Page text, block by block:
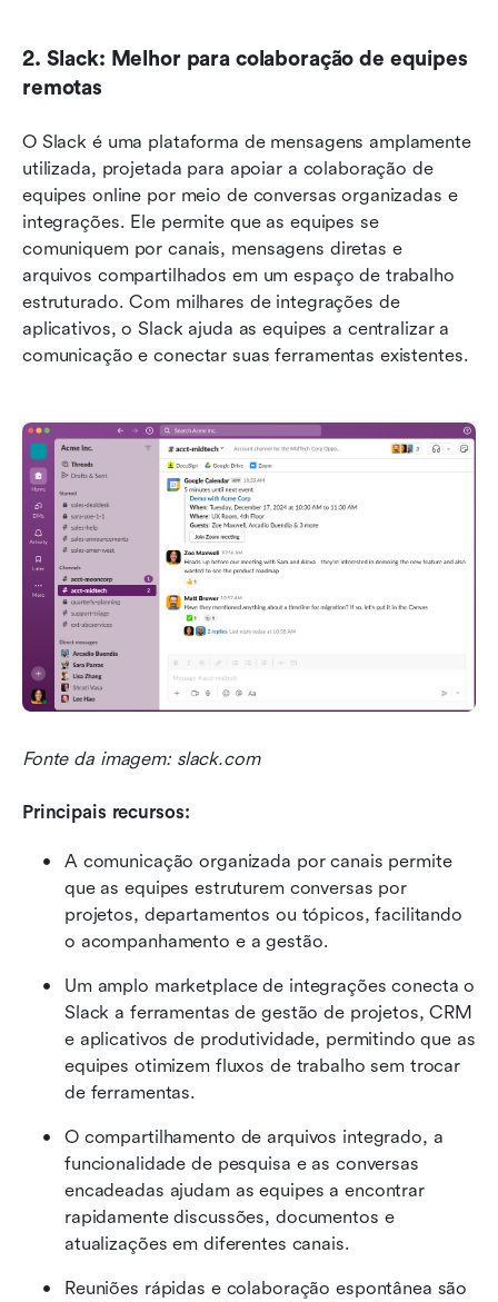
2. Slack: Melhor para colaboração de equipes
remotas
O Slack é uma plataforma de mensagens amplamente
utilizada, projetada para apoiar a colaboração de
equipes online por meio de conversas organizadas e
integrações. Ele permite que as equipes se
comuniquem por canais, mensagens diretas e
arquivos compartilhados em um espaço de trabalho
estruturado. Com milhares de integrações de
aplicativos, o Slack ajuda as equipes a centralizar a
comunicação e conectar suas ferramentas existentes.
Fonte da imagem: slack.com
Principais recursos:
A comunicação organizada por canais permite
que as equipes estruturem conversas por
projetos, departamentos ou tópicos, facilitando
o acompanhamento e a gestão.
Um amplo marketplace de integrações conecta o
Slack a ferramentas de gestão de projetos, CRM
e aplicativos de produtividade, permitindo que as
equipes otimizem fluxos de trabalho sem trocar
de ferramentas.
O compartilhamento de arquivos integrado, a
funcionalidade de pesquisa e as conversas
encadeadas ajudam as equipes a encontrar
rapidamente discussões, documentos e
atualizações em diferentes canais.
Reuniões rápidas e colaboração espontânea são